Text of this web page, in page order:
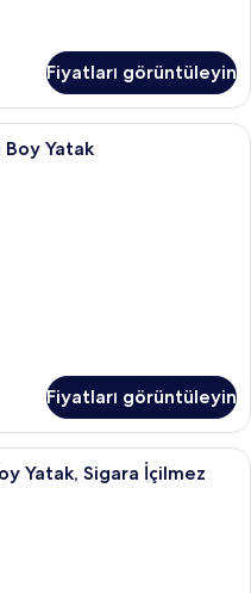
Fiyatları görüntüleyin
Süit, 1 En Büyük (King) Boy
Boy Yatak
Fiyatları görüntüleyin
yatak odası, kaliteli yatak takımı,
Yatak, Sigara İçilmez